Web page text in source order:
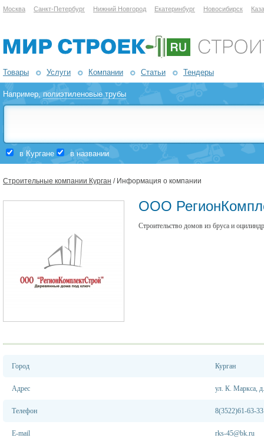
Москва Санкт-Петербург Нижний Новгород Екатеринбург Новосибирск
Товары Услуги Компании Статьи Тендеры
Например,полиэтиленовые трубы
в Кургане в названии
Строительные компании Курган / Информация о компании
ООО
Строительство домов из бруса и
Город Курган
Адрес ул. К. Маркса,
Телефон 8(3522)61-63-33
E-mail rks-45@bk.ru